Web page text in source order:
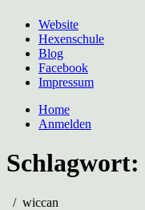
Website
Hexenschule
Blog
Facebook
Impressum
Home
Anmelden
Schlagwort:
wiccan